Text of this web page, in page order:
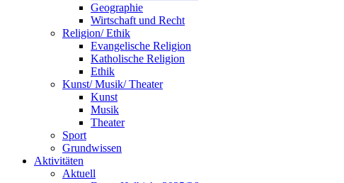
Geographie
Wirtschaft und Recht
Religion/ Ethik
Evangelische Religion
Katholische Religion
Ethik
Kunst/ Musik/ Theater
Kunst
Musik
Theater
Sport
Grundwissen
Aktivitäten
Aktuell